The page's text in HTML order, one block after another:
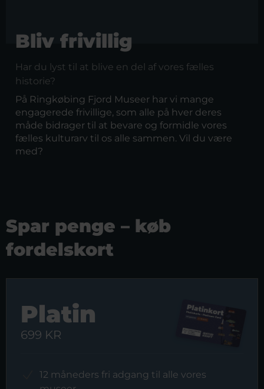
Bliv frivillig
Har du lyst til at blive en del af vores fælles
historie?
På Ringkøbing Fjord Museer har vi mange
engagerede frivillige, som alle på hver deres
måde bidrager til at bevare og formidle vores
fælles kulturarv til os alle sammen. Vil du være
med?
Spar penge – køb
fordelskort
Platin
699 KR
12 måneders fri adgang til alle vores